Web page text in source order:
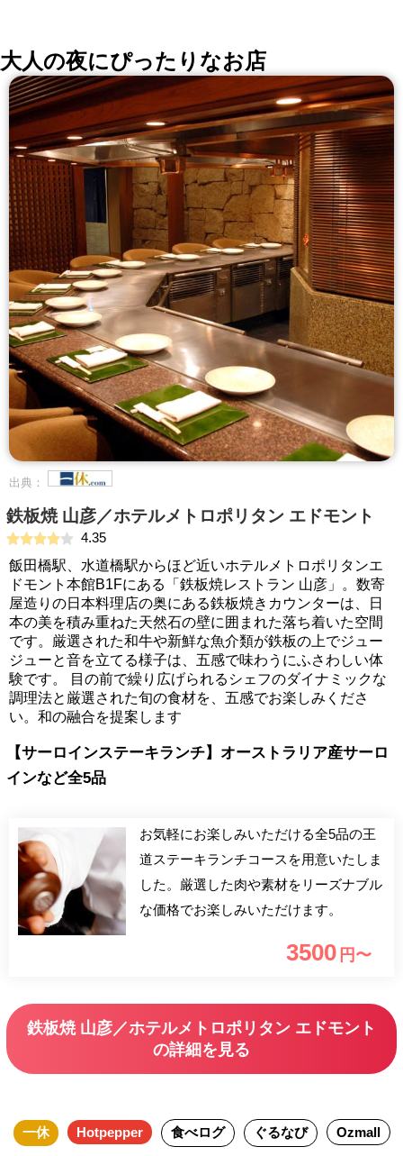
大人の夜にぴったりなお店
出典：
鉄板焼 山彦／ホテルメトロポリタン エドモント
4.35
飯田橋駅、水道橋駅からほど近いホテルメトロポリタンエ
ドモント本館B1Fにある「鉄板焼レストラン 山彦」。数寄
屋造りの日本料理店の奥にある鉄板焼きカウンターは、日
本の美を積み重ねた天然石の壁に囲まれた落ち着いた空間
です。厳選された和牛や新鮮な魚介類が鉄板の上でジュー
ジューと音を立てる様子は、五感で味わうにふさわしい体
験です。 目の前で繰り広げられるシェフのダイナミックな
調理法と厳選された旬の食材を、五感でお楽しみくださ
い。和の融合を提案します
【サーロインステーキランチ】オーストラリア産サーロ
インなど全5品
お気軽にお楽しみいただける全5品の王
道ステーキランチコースを用意いたしま
した。厳選した肉や素材をリーズナブル
な価格でお楽しみいただけます。
3500 円〜
鉄板焼 山彦／ホテルメトロポリタン エドモント
の詳細を見る
一休 Hotpepper 食べログ ぐるなび Ozmall